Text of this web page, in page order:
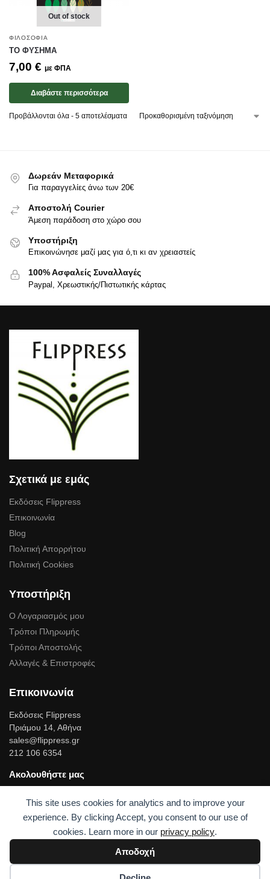
This site uses cookies for analytics and to improve your
experience. By clicking Accept, you consent to our use of
cookies. Learn more in our privacy policy.
Αποδοχή
Out of stock
ΦΙΛΟΣΟΦΊΑ
ΤΟ ΦΥΣΗΜΑ
7,00 € με ΦΠΑ
Διαβάστε περισσότερα
Προβάλλονται όλα - 5 αποτελέσματα
Δωρεάν Μεταφορικά
Για παραγγελίες άνω των 20€
Αποστολή Courier
Άμεση παράδοση στο χώρο σου
Υποστήριξη
Επικοινώνησε μαζί μας για ό,τι κι αν χρειαστείς
100% Ασφαλείς Συναλλαγές
Paypal, Χρεωστικής/Πιστωτικής κάρτας
Σχετικά με εμάς
Εκδόσεις Flippress
Επικοινωνία
Blog
Πολιτική Απορρήτου
Πολιτική Cookies
Υποστήριξη
Ο Λογαριασμός μου
Τρόποι Πληρωμής
Τρόποι Αποστολής
Αλλαγές & Επιστροφές
Επικοινωνία
Εκδόσεις Flippress
Πριάμου 14, Αθήνα
sales@flippress.gr
212 106 6354
Ακολουθήστε μας
Linkedin
© Flippress 2023